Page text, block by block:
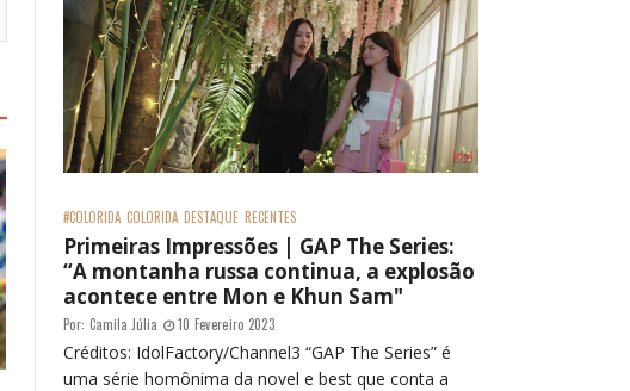
#COLORIDA COLORIDA DESTAQUE RECENTES
Primeiras Impressões | GAP The Series:
“A montanha russa continua, a explosão
acontece entre Mon e Khun Sam"
Por: Camila Júlia 10 Fevereiro 2023
Créditos: IdolFactory/Channel3 “GAP The Series” é
uma série homônima da novel e best que conta a